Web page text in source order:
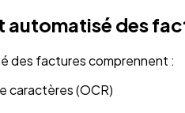
automatisé des
des factures comprennent :
caractères (OCR)